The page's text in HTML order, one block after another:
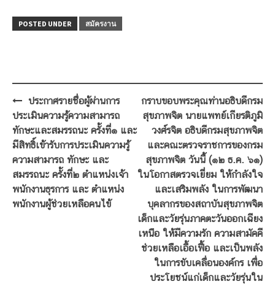
POSTED UNDER สมัครงาน
Post
navigation
ประกาศรายชื่อผู้ผ่านการ
ประเมินความรู้ความสามารถ
ทักษะและสมรรถนะ ครั้งที่๑ และ
มีสิทธิ์เข้ารับการประเมินความรู้
ความสามารถ ทักษะ และ
สมรรถนะ ครั้งที่๒ ตำแหน่งเจ้า
พนักงานธุรการ และ ตำแหน่ง
พนักงานผู้ช่วยเหลือคนไข้
กราบขอบพระคุณท่านอธิบดีกรม
สุขภาพจิต นายแพทย์เกียรติภูมิ
วงศ์รจิต อธิบดีกรมสุขภาพจิต
และคณะตรวจราชการของกรม
สุขภาพจิต วันนี้ (๑๒ ธ.ค. ๖๑)
ในโอกาสตรวจเยี่ยม ให้กำลังใจ
และเสริมพลัง ในการพัฒนา
บุคลากรของสถาบันสุขภาพจิต
เด็กและวัยรุ่นภาคตะวันออกเฉียง
เหนือ ให้มีความรัก ความสามัคคี
ช่วยเหลือเอื้อเฟื้อ และเป็นพลัง
ในการขับเคลื่อนองค์กร เพื่อ
ประโยชน์แก่เด็กและวัยรุ่นใน